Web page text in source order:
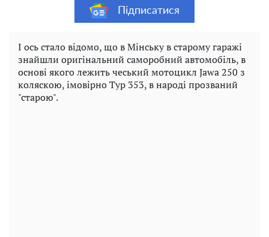
Підписатися
І ось стало відомо, що в Мінську в старому гаражі
знайшли оригінальний саморобний автомобіль, в
основі якого лежить чеський мотоцикл Jawa 250 з
коляскою, імовірно Typ 353, в народі прозваний
"старою".